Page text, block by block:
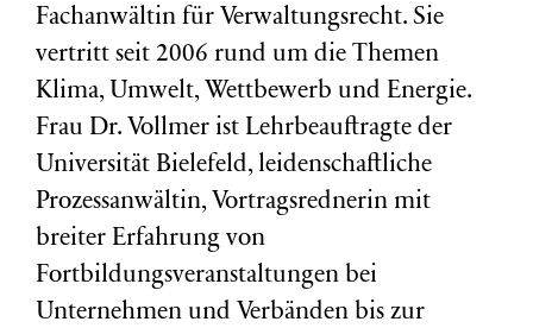
Fachanwältin für Verwaltungsrecht. Sie
vertritt seit 2006 rund um die Themen
Klima, Umwelt, Wettbewerb und Energie.
Frau Dr. Vollmer ist Lehrbeauftragte der
Universität Bielefeld, leidenschaftliche
Prozessanwältin, Vortragsrednerin mit
breiter Erfahrung von
Fortbildungsveranstaltungen bei
Unternehmen und Verbänden bis zur